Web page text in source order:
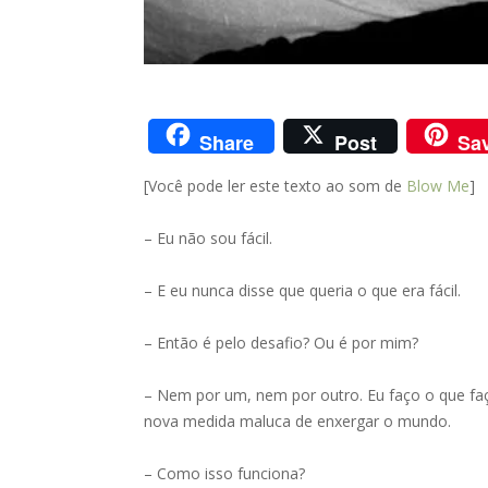
Share Post
[Você pode ler este texto ao som de Blow Me]
– Eu não sou fácil.
– E eu nunca disse que queria o que era fácil.
– Então é pelo desafio? Ou é por mim?
– Nem por um, nem por outro. Eu faço o que
nova medida maluca de enxergar o mundo.
– Como isso funciona?